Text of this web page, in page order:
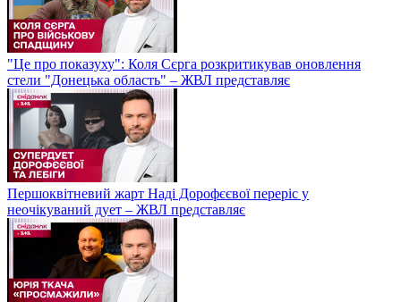
"Це про показуху": Коля Сєрга розкритикував оновлення
стели "Донецька область" – ЖВЛ представляє
Першоквітневий жарт Наді Дорофєєвої переріс у
неочікуваний дует – ЖВЛ представляє